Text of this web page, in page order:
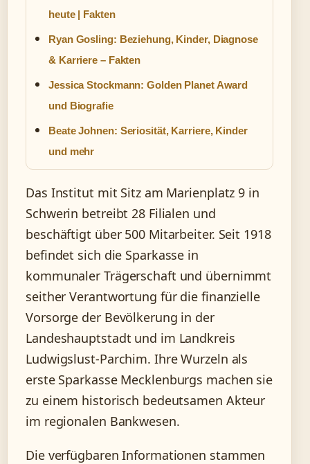
heute | Fakten
Ryan Gosling: Beziehung, Kinder, Diagnose
& Karriere – Fakten
Jessica Stockmann: Golden Planet Award
und Biografie
Beate Johnen: Seriosität, Karriere, Kinder
und mehr
Das Institut mit Sitz am Marienplatz 9 in
Schwerin betreibt 28 Filialen und
beschäftigt über 500 Mitarbeiter. Seit 1918
befindet sich die Sparkasse in
kommunaler Trägerschaft und übernimmt
seither Verantwortung für die finanzielle
Vorsorge der Bevölkerung in der
Landeshauptstadt und im Landkreis
Ludwigslust-Parchim. Ihre Wurzeln als
erste Sparkasse Mecklenburgs machen sie
zu einem historisch bedeutsamen Akteur
im regionalen Bankwesen.
Die verfügbaren Informationen stammen